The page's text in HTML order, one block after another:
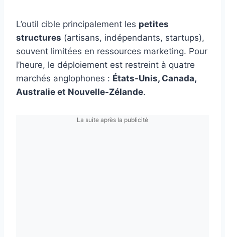
L’outil cible principalement les petites
structures (artisans, indépendants, startups),
souvent limitées en ressources marketing. Pour
l’heure, le déploiement est restreint à quatre
marchés anglophones : États-Unis, Canada,
Australie et Nouvelle-Zélande.
La suite après la publicité